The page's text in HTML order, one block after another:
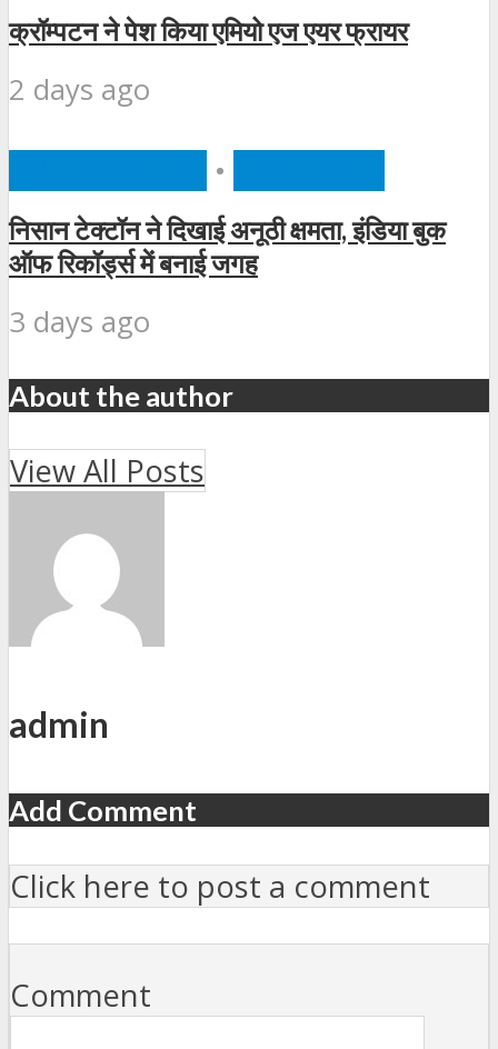
क्रॉम्पटन ने पेश किया एमियो एज एयर फ्रायर
2 days ago
•
निसान टेक्टॉन ने दिखाई अनूठी क्षमता, इंडिया बुक
ऑफ रिकॉर्ड्स में बनाई जगह
3 days ago
About the author
View All Posts
admin
Add Comment
Click here to post a comment
Comment